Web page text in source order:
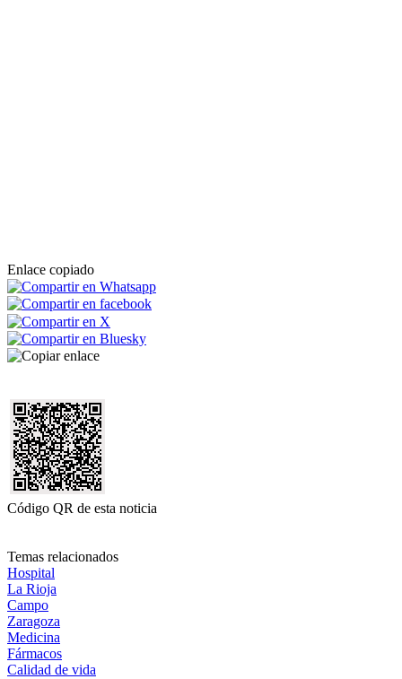
Enlace copiado
Código QR de esta noticia
Temas relacionados
Hospital
La Rioja
Campo
Zaragoza
Medicina
Fármacos
Calidad de vida